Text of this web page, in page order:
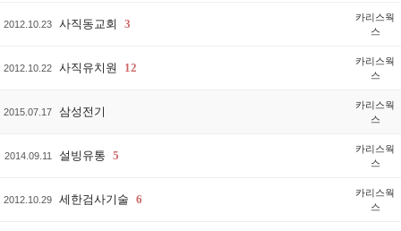
2012.10.23 사직동교회 3
카리스웍
스
2012.10.22 사직유치원 12
카리스웍
스
2015.07.17 삼성전기
카리스웍
스
2014.09.11 설빙유통 5
카리스웍
스
2012.10.29 세한검사기술 6
카리스웍
스